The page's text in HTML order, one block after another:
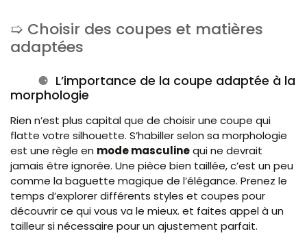
Choisir des coupes et matières
adaptées
L’importance de la coupe adaptée à la
morphologie
Rien n’est plus capital que de choisir une coupe qui
flatte votre silhouette. S’habiller selon sa morphologie
est une règle en mode masculinequi ne devrait
jamais être ignorée. Une pièce bien taillée, c’est un peu
comme la baguette magique de l’élégance. Prenez le
temps d’explorer différents styles et coupes pour
découvrir ce qui vous va le mieux. et faites appel à un
tailleur si nécessaire pour un ajustement parfait.